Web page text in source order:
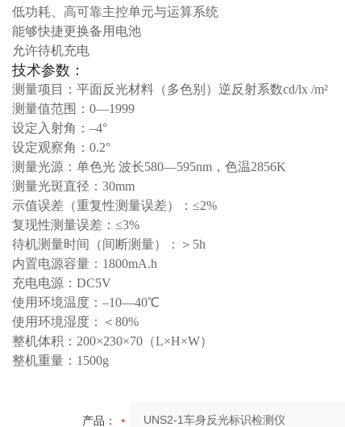
低功耗、高可靠主控单元与运算系统
能够快捷更换备用电池
允许待机充电
技术参数：
测量项目：平面反光材料（多色别）逆反射系数cd/lx /m²
测量值范围：0—1999
设定入射角：–4°
设定观察角：0.2°
测量光源：单色光 波长580—595nm，色温2856K
测量光斑直径：30mm
示值误差（重复性测量误差）：≤2%
复现性测量误差：≤3%
待机测量时间（间断测量）：＞5h
内置电源容量：1800mA.h
充电电源：DC5V
使用环境温度：–10—40℃
使用环境湿度：＜80%
整机体积：200×230×70（L×H×W）
整机重量：1500g
产品：